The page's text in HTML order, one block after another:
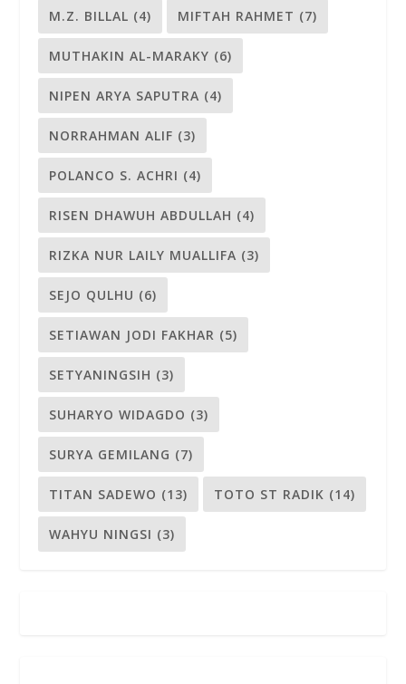
M.Z. BILLAL (4) MIFTAH RAHMET (7)
MUTHAKIN AL-MARAKY (6)
NIPEN ARYA SAPUTRA (4)
NORRAHMAN ALIF (3)
POLANCO S. ACHRI (4)
RISEN DHAWUH ABDULLAH (4)
RIZKA NUR LAILY MUALLIFA (3)
SEJO QULHU (6)
SETIAWAN JODI FAKHAR (5)
SETYANINGSIH (3)
SUHARYO WIDAGDO (3)
SURYA GEMILANG (7)
TITAN SADEWO (13) TOTO ST RADIK (14)
WAHYU NINGSI (3)